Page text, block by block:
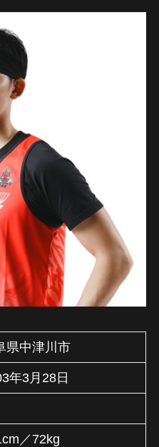
県中津川市
年3月28日
／72kg